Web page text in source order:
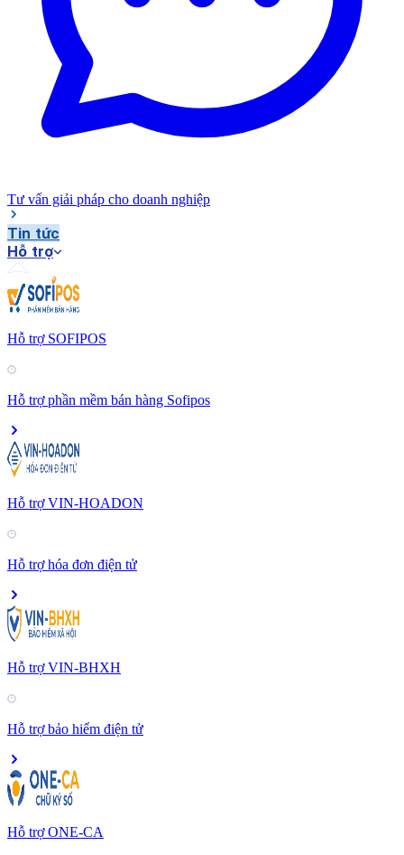
Tư vấn giải pháp cho doanh nghiệp
Tin tức
Hỗ trợ
Hỗ trợ SOFIPOS
Hỗ trợ phần mềm bán hàng Sofipos
Hỗ trợ VIN-HOADON
Hỗ trợ hóa đơn điện tử
Hỗ trợ VIN-BHXH
Hỗ trợ bảo hiểm điện tử
Hỗ trợ ONE-CA